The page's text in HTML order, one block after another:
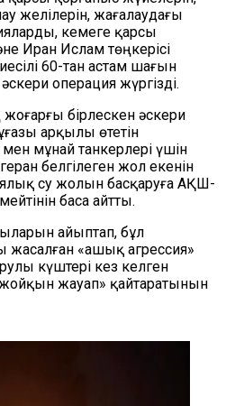
желілерін, жағалаудағы
кемеге қарсы
Иран Ислам төңкерісі
60-тан астам шағын
операция жүргізді.
бірлескен әскери
арқылы өтетін
мұнай танкерлері үшін
белгілеген жол екенін
су жолын басқаруға АҚШ-
баса айтты.
айыптап, бұл
жасалған «ашық агрессия»
күштері кез келген
жауап» қайтаратынын